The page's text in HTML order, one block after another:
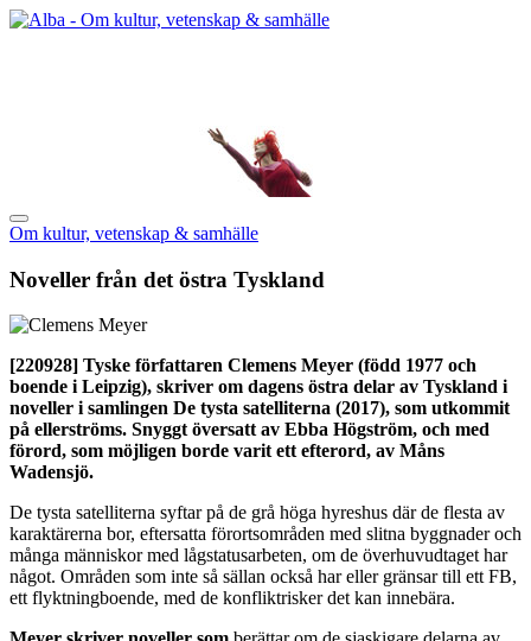
Om kultur, vetenskap & samhälle
Noveller från det östra Tyskland
[220928] Tyske författaren Clemens Meyer (född 1977 och
boende i Leipzig), skriver om dagens östra delar av Tyskland i
noveller i samlingen De tysta satelliterna (2017), som utkommit
på ellerströms. Snyggt översatt av Ebba Högström, och med
förord, som möjligen borde varit ett efterord, av Måns
Wadensjö.
De tysta satelliterna syftar på de grå höga hyreshus där de flesta av
karaktärerna bor, eftersatta förortsområden med slitna byggnader och
många människor med lågstatusarbeten, om de överhuvudtaget har
något. Områden som inte så sällan också har eller gränsar till ett FB,
ett flyktningboende, med de konfliktrisker det kan innebära.